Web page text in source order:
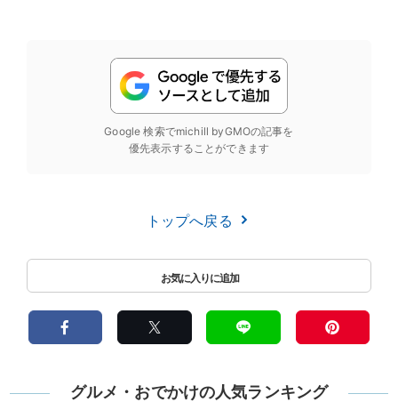
Google 検索でmichill byGMOの記事を
優先表示することができます
トップへ戻る
グルメ・おでかけの人気ランキング